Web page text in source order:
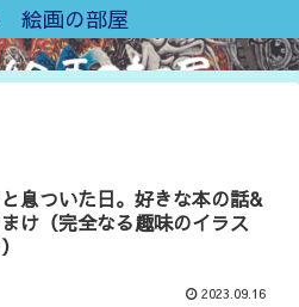
絵画の部屋
息ついた日。好きな本の話&
け（完全なる趣味のイラス
2023.09.16